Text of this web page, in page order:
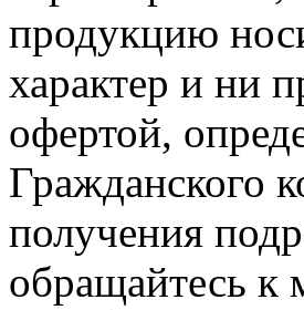
продукцию
характер и ни
офертой,
Гражданского
получения
обращайтесь